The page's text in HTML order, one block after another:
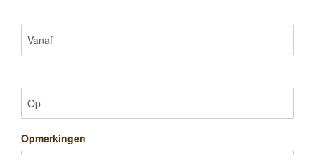
Opmerkingen